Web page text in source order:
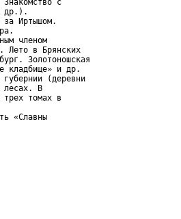
с
др.).
Иртышом.
членом
Лето в Брянских
Золотоношская
кладбище» и др.
(деревни
лесах. В
трех томах в
«Славны